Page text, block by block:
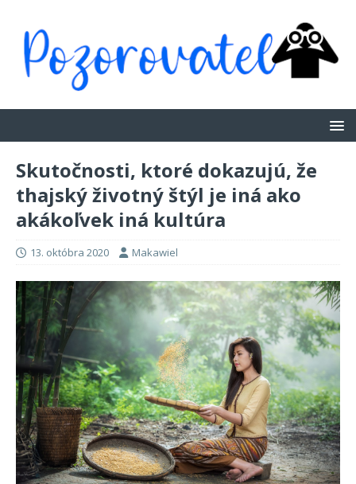
Skutočnosti, ktoré dokazujú, že
thajský životný štýl je iná ako
akákoľvek iná kultúra
13. októbra 2020 Makawiel